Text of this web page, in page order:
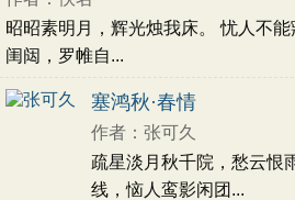
昭昭素明月，辉光烛我床。 忧人不
闺闼，罗帷自...
塞鸿秋·春情
作者：张可久
疏星淡月秋千院，愁云恨
线，恼人鸾影闲团...